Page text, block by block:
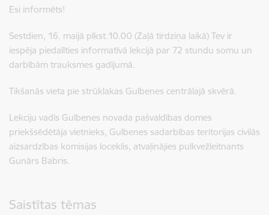
Esi informēts!
Sestdien, 16. maijā plkst.10.00 (Zaļā tirdziņa laikā) Tev ir
iespēja piedalīties informatīvā lekcijā par 72 stundu somu un
darbībām trauksmes gadījumā.
Tikšanās vieta pie strūklakas Gulbenes centrālajā skvērā.
Lekciju vadīs Gulbenes novada pašvaldības domes
priekšsēdētāja vietnieks, Gulbenes sadarbības teritorijas civilās
aizsardzības komisijas loceklis, atvaļinājies pulkvežleitnants
Gunārs Babris.
Saistītas tēmas